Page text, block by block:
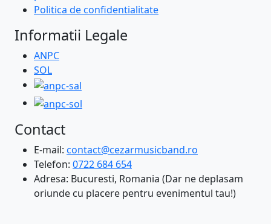
Politica de confidentialitate
Informatii Legale
ANPC
SOL
Contact
E-mail: contact@cezarmusicband.ro
Telefon: 0722 684 654
Adresa: Bucuresti, Romania (Dar ne deplasam
oriunde cu placere pentru evenimentul tau!)